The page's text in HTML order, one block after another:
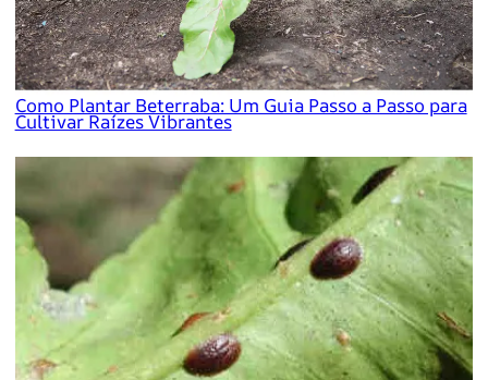
Como Plantar Beterraba: Um Guia Passo a Passo para
Cultivar Raízes Vibrantes